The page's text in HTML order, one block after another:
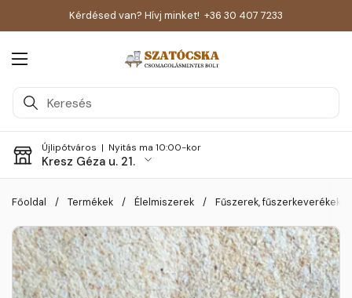
Kérdésed van? Hívj minket! +36 30 407 7233
Menü megnyitása
Újlipótváros | Nyitás ma 10:00-kor
Kresz Géza u. 21.
Főoldal / Termékek / Élelmiszerek / Fűszerek, fűszerkeverékek